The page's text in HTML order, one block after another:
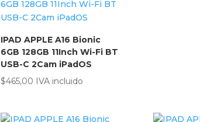
IPAD APPLE A16 Bionic
6GB 128GB 11Inch Wi-Fi BT
USB-C 2Cam iPadOS
$465,00 IVA incluido